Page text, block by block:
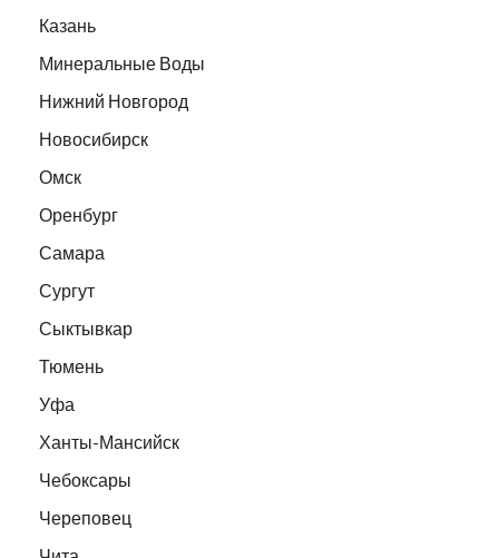
Казань
Минеральные Воды
Нижний Новгород
Новосибирск
Омск
Оренбург
Самара
Сургут
Сыктывкар
Тюмень
Уфа
Ханты-Мансийск
Чебоксары
Череповец